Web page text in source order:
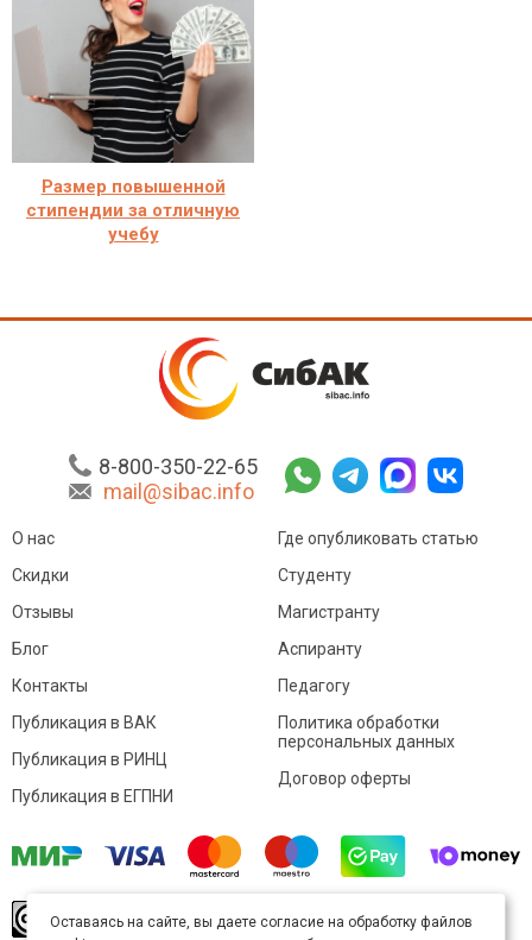
Размер повышенной
стипендии за отличную
учебу
8-800-350-22-65
mail@sibac.info
О нас
Скидки
Отзывы
Блог
Контакты
Где опубликовать статью
Студенту
Магистранту
Аспиранту
Педагогу
Публикация в ВАК
Публикация в РИНЦ
Публикация в ЕГПНИ
Политика обработки
персональных данных
Договор оферты
произведение доступно полицензии Creative
Оставаясь на сайте, вы даете согласие на обработку файлов